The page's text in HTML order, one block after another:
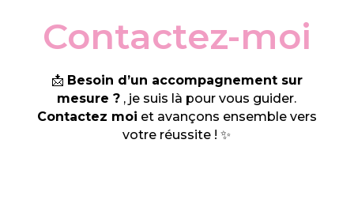
Contactez-moi
📩 Besoin d’un accompagnement sur
mesure ? , je suis là pour vous guider.
Contactez moi et avançons ensemble vers
votre réussite ! ✨